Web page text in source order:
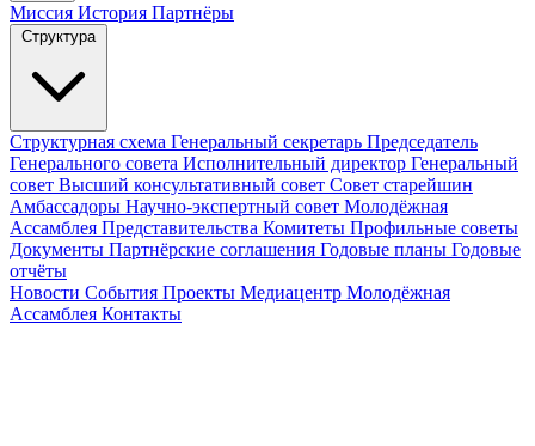
Миссия История Партнёры
Структура
Структурная схема Генеральный секретарь Председатель
Генерального совета Исполнительный директор Генеральный
совет Высший консультативный совет Совет старейшин
Амбассадоры Научно-экспертный совет Молодёжная
Ассамблея Представительства Комитеты Профильные советы
Документы Партнёрские соглашения Годовые планы Годовые
отчёты
Новости События Проекты Медиацентр Молодёжная
Ассамблея Контакты